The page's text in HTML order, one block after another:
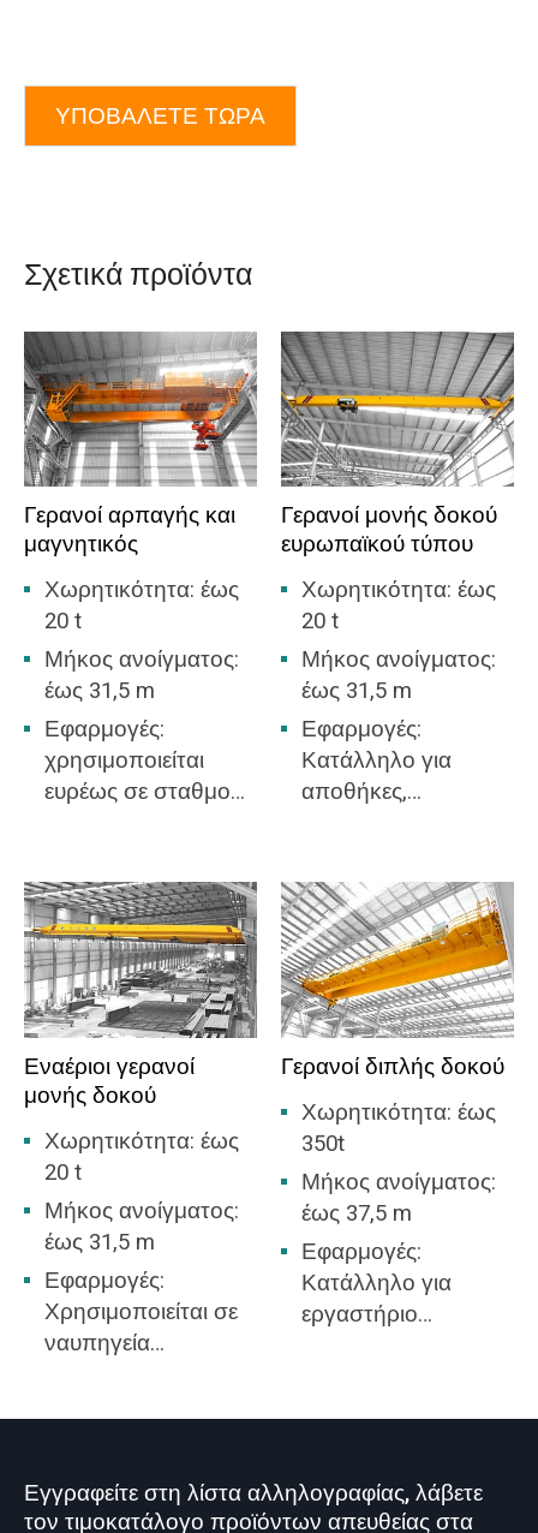
ΥΠΟΒΆΛΕΤΕ ΤΏΡΑ
Σχετικά προϊόντα
Γερανοί αρπαγής και
μαγνητικός
Χωρητικότητα: έως
20 t
Μήκος ανοίγματος:
έως 31,5 m
Εφαρμογές:
χρησιμοποιείται
ευρέως σε σταθμούς
εμπορευμάτων,
εργαστήρια,
αποβάθρες κ.λπ. για
τη φόρτωση και
εκφόρτωση χύδην
υλικών.
Γερανοί μονής δοκού
ευρωπαϊκού τύπου
Χωρητικότητα: έως
20 t
Μήκος ανοίγματος:
έως 31,5 m
Εφαρμογές:
Κατάλληλο για
αποθήκες,
εργοστάσιο.
Εναέριοι γερανοί
μονής δοκού
Χωρητικότητα: έως
20 t
Μήκος ανοίγματος:
έως 31,5 m
Εφαρμογές:
Χρησιμοποιείται σε
ναυπηγεία
αποθήκες,
Γερανοί διπλής δοκού
Χωρητικότητα: έως
350t
Μήκος ανοίγματος:
έως 37,5 m
Εφαρμογές:
Κατάλληλο για
εργαστήριο
αποθήκη, αποθήκη,
Εγγραφείτε στη λίστα αλληλογραφίας, λάβετε
τον τιμοκατάλογο προϊόντων απευθείας στα